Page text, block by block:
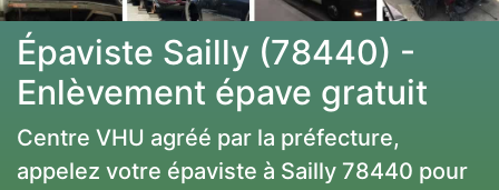
Épaviste Sailly (78440) -
Enlèvement épave gratuit
Centre VHU agréé par la préfecture,
appelez votre épaviste à Sailly 78440 pour